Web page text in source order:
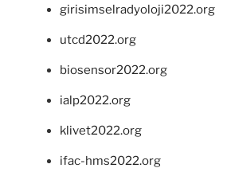
girisimselradyoloji2022.org
utcd2022.org
biosensor2022.org
ialp2022.org
klivet2022.org
ifac-hms2022.org